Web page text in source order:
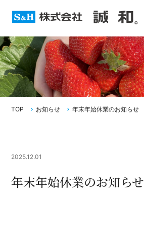
TOP お知らせ 年末年始休業のお知らせ
2025.12.01
年末年始休業のお知らせ